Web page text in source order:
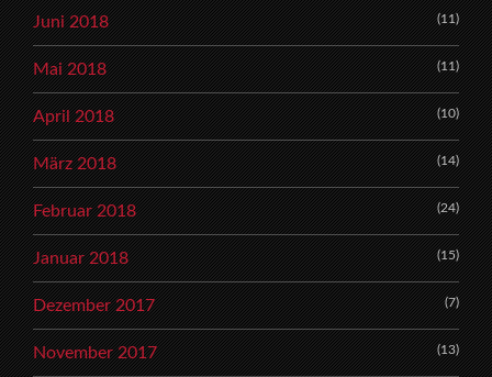
Juni 2018 (11)
Mai 2018 (11)
April 2018 (10)
März 2018 (14)
Februar 2018 (24)
Januar 2018 (15)
Dezember 2017 (7)
November 2017 (13)